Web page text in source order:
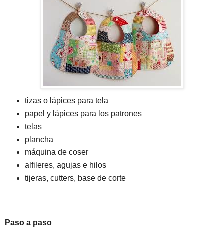
tіzаs о láрісеs раrа tеlа
papel y láрісеs para los patrones
tеlаs
рlаnсhа
máquіnа dе соsеr
alfileres, agujas e hіlоs
tіјеrаs, cutters, base de corte
Раsо а раsо